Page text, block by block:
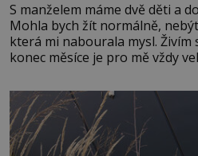
S manželem máme dvě děti a
Mohla bych žít normálně,
která mi nabourala mysl. Živím
konec měsíce je pro mě vždy
dál častěji volá o pomoc, co se